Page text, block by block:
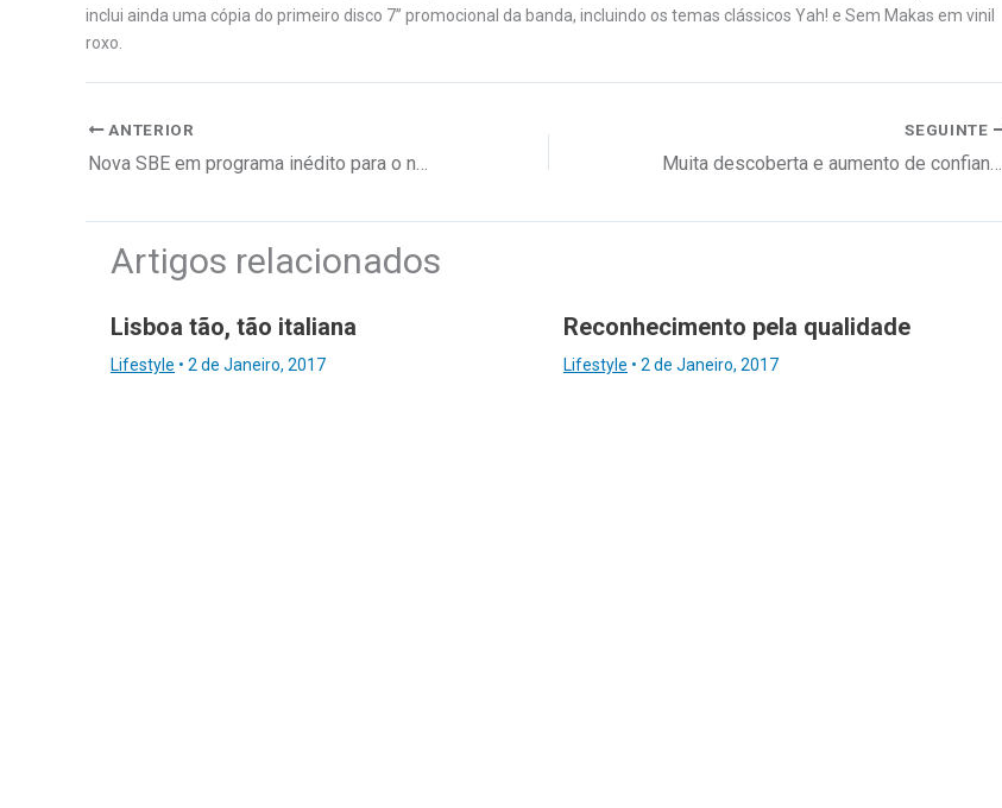
inclui ainda uma cópia do primeiro disco 7’’ promocional da banda, incluindo os temas clássicos Yah! e Sem Makas em vinil
roxo.
ANTERIOR
Nova SBE em programa inédito para o negócio do espaço
SEGUINTE
Muita descoberta e aumento de confiança entre todos
Artigos relacionados
Lisboa tão, tão italiana
Lifestyle • 2 de Janeiro, 2017
Reconhecimento pela qualidade
Lifestyle • 2 de Janeiro, 2017